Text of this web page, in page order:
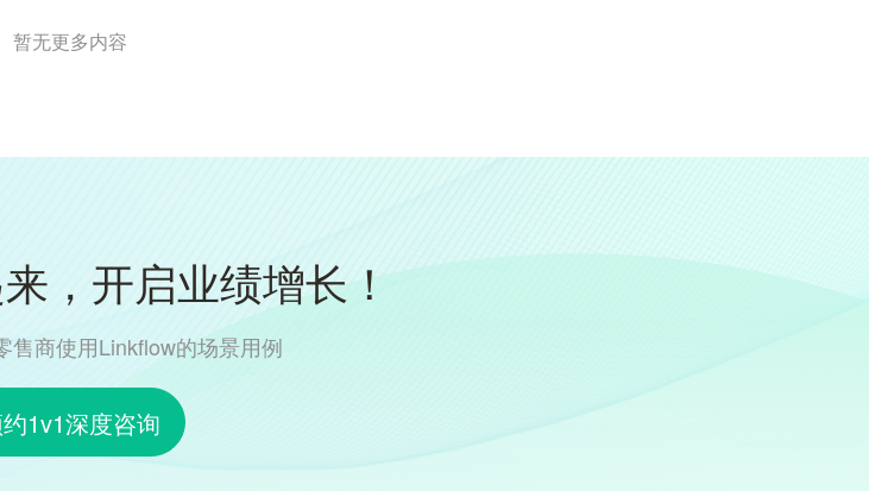
心
暂无更多内容
，开启业绩增长！
售商使用Linkflow的场景用例
1v1深度咨询